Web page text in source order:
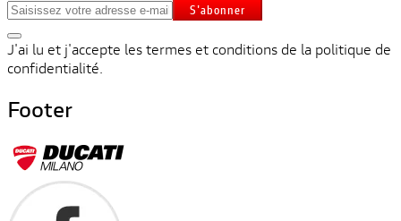
S'abonner
J'ai lu et j'accepte les termes et conditions de la politique de
confidentialité.
Footer